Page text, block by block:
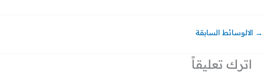
→ الالوسائط السابقة
اترك تعليقاً